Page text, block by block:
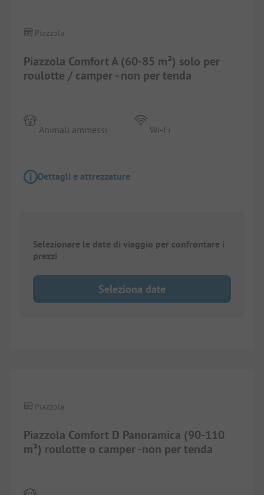
Piazzola Comfort A (60-85 m²) solo per
roulotte / camper - non per tenda
Piazzola
Animali ammessi Wi-Fi
Dettagli e attrezzature
Selezionare le date di viaggio per confrontare i
prezzi
Seleziona date
Piazzola Comfort D Panoramica (90-110
m²) roulotte o camper -non per tenda
Piazzola